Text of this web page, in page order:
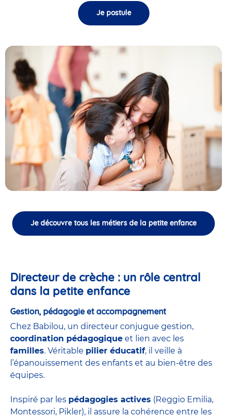
Je postule
Je découvre tous les métiers de la petite enfance
Directeur de crèche : un rôle central
dans la petite enfance
Gestion, pédagogie et accompagnement
Chez Babilou, un directeur conjugue gestion,
coordination pédagogique et lien avec les
familles. Véritable pilier éducatif, il veille à
l’épanouissement des enfants et au bien-être des
équipes.
Inspiré par les pédagogies actives (Reggio Emilia,
Montessori, Pikler), il assure la cohérence entre les